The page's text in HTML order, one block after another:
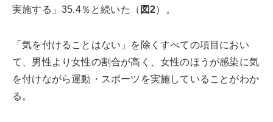
実施する」35.4％と続いた（ 図2）。
「気を付けることはない」を除くすべての項目におい
て、男性より女性の割合が高く、女性のほうが感染に気
を付けながら運動・スポーツを実施していることがわか
る。